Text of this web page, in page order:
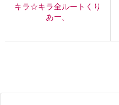
キラ☆キラ全ルートくり
あー。